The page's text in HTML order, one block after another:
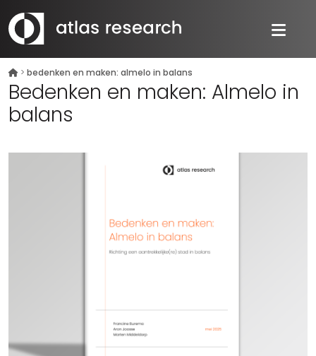
> bedenken en maken: almelo in balans
Bedenken en maken: Almelo in
balans